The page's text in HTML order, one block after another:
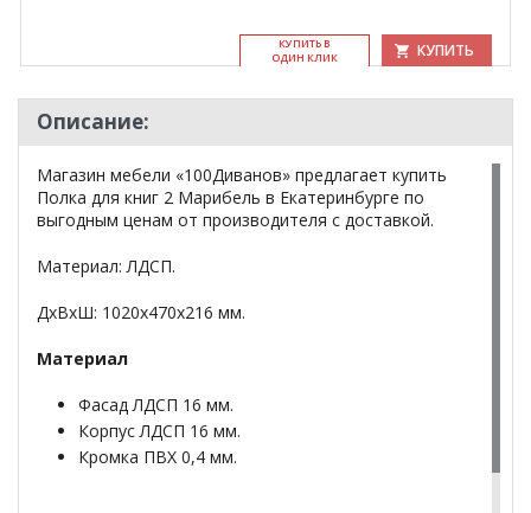
КУ­ПИТЬ В
ОДИН КЛИК
КУПИТЬ
Описание:
Магазин мебели «100Диванов» предлагает купить
Полка для книг 2 Марибель в Екатеринбурге по
выгодным ценам от производителя с доставкой.
Материал: ЛДСП.
ДхВхШ: 1020х470х216 мм.
Материал
Фасад ЛДСП 16 мм.
Корпус ЛДСП 16 мм.
Кромка ПВХ 0,4 мм.